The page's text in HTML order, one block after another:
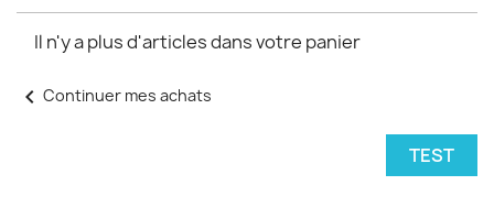
Il n'y a plus d'articles dans votre panier
chevron_left Continuer mes achats
TEST